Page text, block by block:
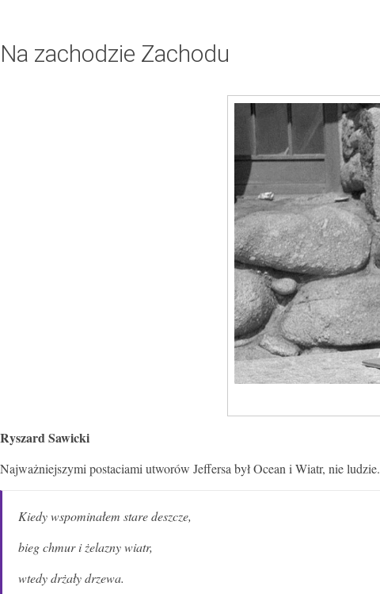
Na zachodzie Zachodu
Ryszard Sawicki
Najważniejszymi postaciami utworów Jeffersa był Ocean i Wiatr, nie ludzie.
Kiedy wspominałem stare deszcze,
bieg chmur i żelazny wiatr,
wtedy drżały drzewa.